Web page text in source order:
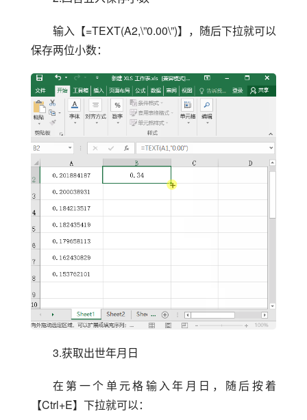
输入【=TEXT(A2,\”0.00\”)】，随后下拉就可以
保存两位小数：
3.获取出世年月日
在第一个单元格输入年月日，随后按着
【Ctrl+E】下拉就可以：